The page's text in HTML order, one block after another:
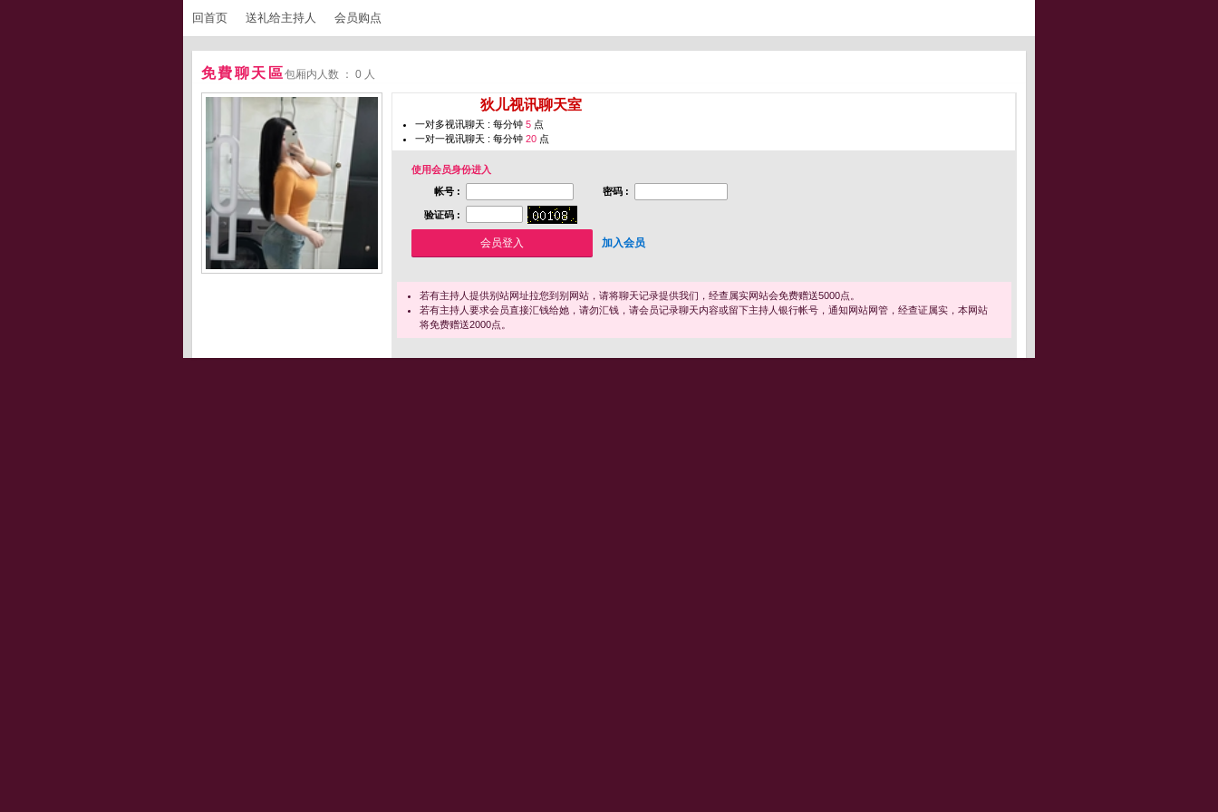
回首页 送礼给主持人 会员购点
免費聊天區包厢内人数 ： 0 人
狄儿视讯聊天室
一对多视讯聊天 : 每分钟 5 点
一对一视讯聊天 : 每分钟 20 点
使用会员身份进入
帐号 :
密码 :
验证码 :
加入会员
若有主持人提供别站网址拉您到别网站，请将聊天记录提供我们，经查属实网站会免费赠送5000点。
若有主持人要求会员直接汇钱给她，请勿汇钱，请会员记录聊天内容或留下主持人银行帐号，通知网站网管，经查证属实，本网站
将免费赠送2000点。